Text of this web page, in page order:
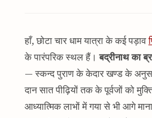
हाँ, छोटा चार धाम यात्रा के कई पड़ाव
के पारंपरिक स्थल हैं।बद्रीनाथ का
— स्कन्द पुराण के केदार खण्ड के
दान सात पीढ़ियों तक के पूर्वजों को
आध्यात्मिक लाभों में गया से भी आगे